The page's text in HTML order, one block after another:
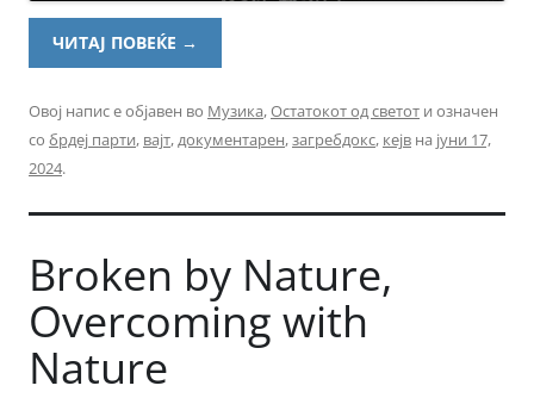
ЧИТАЈ ПОВЕЌЕ →
Овој напис е објавен во Музика,Остатокот од светот и означен
со брдеј парти, вајт,документарен,загребдокс, кејв на јуни 17,
2024.
Broken by Nature,
Overcoming with
Nature